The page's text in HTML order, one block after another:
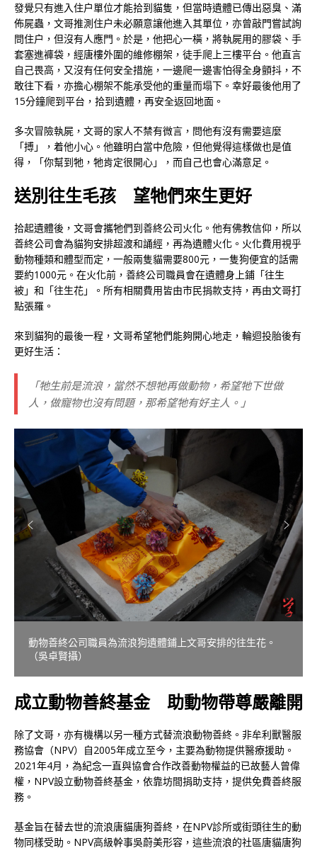
發覺只有進入住户單位才能拾到貓隻，但當時遺體已傳出惡臭、滿
佈屍蟲，文哥推測住户未必願意讓他進入其單位，亦曾敲門嘗試詢
問住户，但沒有人應門。於是，他把心一橫，將執屍用的膠袋、手
套塞進褲袋，經唐樓外圍的維修棚架，徒手爬上三樓平台。他直言
自己畏高，又沒有任何安全措施，一邊爬一邊害怕得全身顫抖，不
敢往下看，亦擔心棚架不能承受他的重量而塌下。幸好最後他用了
15分鐘爬到平台，拾到遺體，再安全返回地面。
多次冒險執屍，文哥的家人不禁有微言，問他有沒有需要這麼
「搏」，着他小心。他雖明白當中危險，但他覺得這樣做也是值
得，「你幫到牠，牠肯定很開心」，而自己也會心滿意足。
送別往生毛孩 望牠們來生更好
拾起遺體後，文哥會攜牠們到善終公司火化。他有佛教信仰，所以
善終公司會為貓狗安排超渡和誦經，再為遺體火化。火化費用視乎
動物種類和體型而定，一般兩隻貓需要800元，一隻狗便宜的話需
要約1000元。在火化前，善終公司職員會在遺體身上鋪「往生
被」和「往生花」。所有相關費用皆由市民捐款支持，再由文哥打
點張羅。
來到貓狗的最後一程，文哥希望牠們能夠開心地走，輪迴投胎後有
更好生活：
「牠生前是流浪，當然不想牠再做動物，希望牠下世做
人，做寵物也沒有問題，那希望牠有好主人。」
動物善終公司職員為流浪狗遺體鋪上文哥安排的往生花。
（吳卓賢攝）
成立動物善終基金 助動物帶尊嚴離開
除了文哥，亦有機構以另一種方式替流浪動物善終。非牟利獸醫服
務協會（NPV）自2005年成立至今，主要為動物提供醫療援助。
2021年4月，為紀念一直與協會合作改善動物權益的已故藝人曾偉
權，NPV設立動物善終基金，依靠坊間捐助支持，提供免費善終服
務。
基金旨在替去世的流浪唐貓唐狗善終，在NPV診所或街頭往生的動
物同樣受助。NPV高級幹事吳蔚美形容，這些流浪的社區唐貓唐狗